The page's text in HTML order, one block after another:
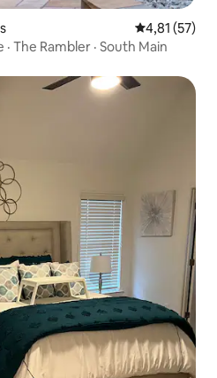
4,81 de uma
4,81 (57)
The Rambler · South Main